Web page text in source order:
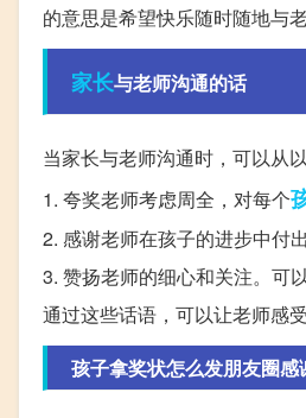
的意思是希望快乐随时随地与
家长与老师沟通的话
当家长与老师沟通时，可以从
1. 夸奖老师考虑周全，对每个
2. 感谢老师在孩子的进步中付
3. 赞扬老师的细心和关注。可
通过这些话语，可以让老师感
孩子拿奖状怎么发朋友圈感